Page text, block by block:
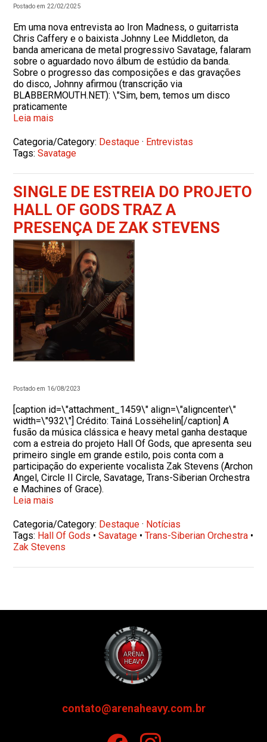
Postado em 22/02/2025
Em uma nova entrevista ao Iron Madness, o guitarrista
Chris Caffery e o baixista Johnny Lee Middleton, da
banda americana de metal progressivo Savatage, falaram
sobre o aguardado novo álbum de estúdio da banda.
Sobre o progresso das composições e das gravações
do disco, Johnny afirmou (transcrição via
BLABBERMOUTH.NET): \"Sim, bem, temos um disco
praticamente
Leia mais
Categoria/Category: Destaque · Entrevistas
Tags:Savatage
SINGLE DE ESTREIA DO PROJETO
HALL OF GODS TRAZ A
PRESENÇA DE ZAK STEVENS
Postado em 16/08/2023
[caption id=\"attachment_1459\" align=\"aligncenter\"
width=\"932\"] Crédito: Tainá Lossëhelin[/caption] A
fusão da música clássica e heavy metal ganha destaque
com a estreia do projeto Hall Of Gods, que apresenta seu
primeiro single em grande estilo, pois conta com a
participação do experiente vocalista Zak Stevens (Archon
Angel, Circle II Circle, Savatage, Trans-Siberian Orchestra
e Machines of Grace).
Leia mais
Categoria/Category: Destaque · Notícias
Tags: Hall Of Gods •Savatage •Trans-Siberian Orchestra •
Zak Stevens
contato@arenaheavy.com.br